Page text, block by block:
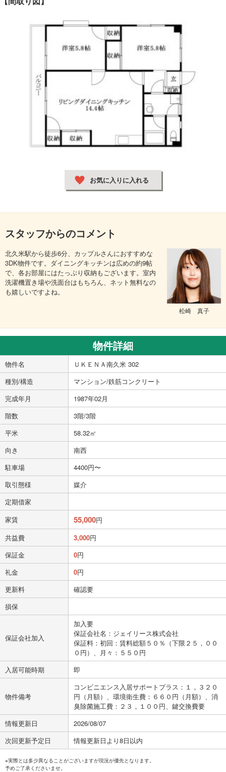
お気に入りに入れる
スタッフからのコメント
松崎 真子
北久米駅から徒歩6分、カップルさんにおすすめな
3DK物件です。ダイニングキッチンは広めの約9帖
で、各お部屋にはたっぷり収納もございます。室内
洗濯機置き場や洗面台はもちろん、ネット無料なの
も嬉しいですよね。
物件詳細
物件名
ＵＫＥＮＡ南久米 302
種別/構造
マンション/鉄筋コンクリート
完成年月
1987年02月
階数
3階/3階
平米
58.32㎡
向き
南西
駐車場
4400円〜
取引態様
媒介
定期借家
家賃
55,000円
共益費
3,000円
保証金
0円
礼金
0円
更新料
確認要
損保
保証会社加入
加入要
保証会社名：ジェイリース株式会社
保証料：初回：賃料総額５０％（下限２５，００
０円）、月々：５５０円
入居可能時期
即
物件備考
コンビニエンス入居サポートプラス：１，３２０
円（月額）、環境衛生費：６６０円（月額）、消
臭除菌施工費：２３，１００円、鍵交換費要
情報更新日
2026/08/07
次回更新予定日
情報更新日より8日以内
※実際とは多少異なることがございますが現況が優先となります。
予めご了承くださいませ。